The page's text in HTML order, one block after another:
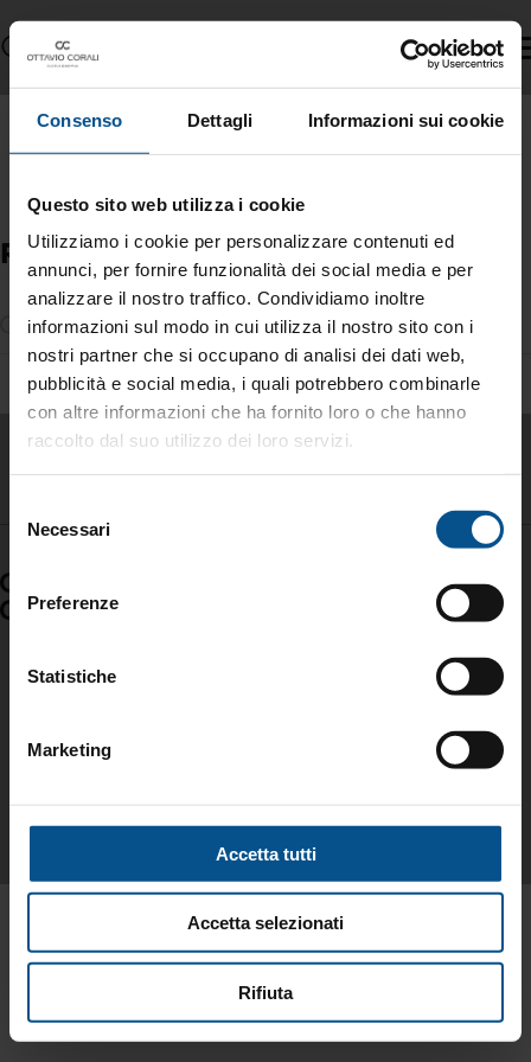
Consenso Dettagli Informazioni sui cookie
Questo sito web utilizza i cookie
Utilizziamo i cookie per personalizzare contenuti ed
annunci, per fornire funzionalità dei social media e per
analizzare il nostro traffico. Condividiamo inoltre
informazioni sul modo in cui utilizza il nostro sito con i
nostri partner che si occupano di analisi dei dati web,
pubblicità e social media, i quali potrebbero combinarle
con altre informazioni che ha fornito loro o che hanno
raccolto dal suo utilizzo dei loro servizi.
delNecessari
Preferenze
Statistiche
Marketing
Accetta tutti
Accetta selezionati
Rifiuta
Ricerca
Tag directory Top ricerche Sitemap
Copyright © 2025-2026 Ottavio Corali - all rights reserved.